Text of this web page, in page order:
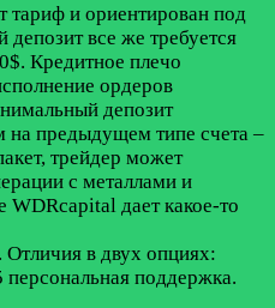
тариф и ориентирован под
все же требуется
Кредитное плечо
ордеров
депозит
предыдущем типе счета –
трейдер может
с металлами и
дает какое-то
в двух опциях:
персональная поддержка.